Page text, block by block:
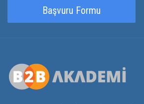
Başvuru Formu